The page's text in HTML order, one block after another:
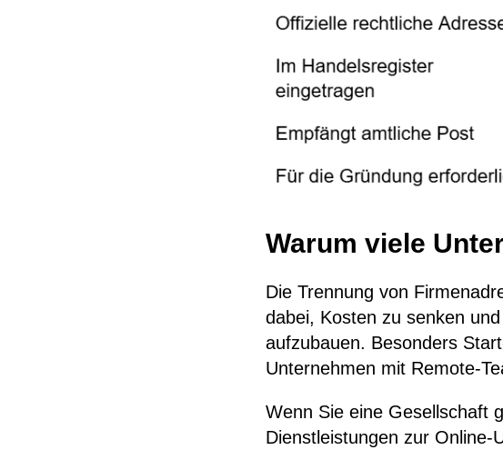
Warum viele
Die Trennung von
dabei, Kosten zu senken
aufzubauen. Besonders
Unternehmen mit Remote-
Wenn Sie eine Gesellschaft
Dienstleistungen zur Online-